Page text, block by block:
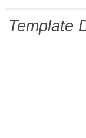
Template